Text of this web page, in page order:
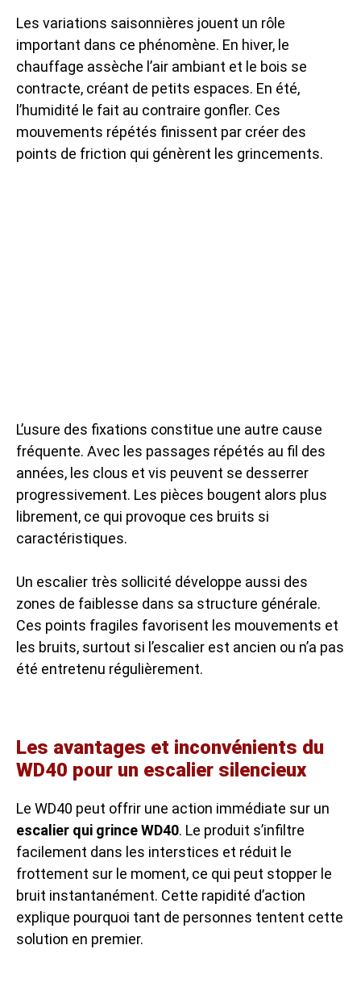
Les variations saisonnières jouent un rôle
important dans ce phénomène. En hiver, le
chauffage assèche l’air ambiant et le bois se
contracte, créant de petits espaces. En été,
l’humidité le fait au contraire gonfler. Ces
mouvements répétés finissent par créer des
points de friction qui génèrent les grincements.
L’usure des fixations constitue une autre cause
fréquente. Avec les passages répétés au fil des
années, les clous et vis peuvent se desserrer
progressivement. Les pièces bougent alors plus
librement, ce qui provoque ces bruits si
caractéristiques.
Un escalier très sollicité développe aussi des
zones de faiblesse dans sa structure générale.
Ces points fragiles favorisent les mouvements et
les bruits, surtout si l’escalier est ancien ou n’a pas
été entretenu régulièrement.
Les avantages et inconvénients du
WD40 pour un escalier silencieux
Le WD40 peut offrir une action immédiate sur un
escalier qui grince WD40. Le produit s’infiltre
facilement dans les interstices et réduit le
frottement sur le moment, ce qui peut stopper le
bruit instantanément. Cette rapidité d’action
explique pourquoi tant de personnes tentent cette
solution en premier.